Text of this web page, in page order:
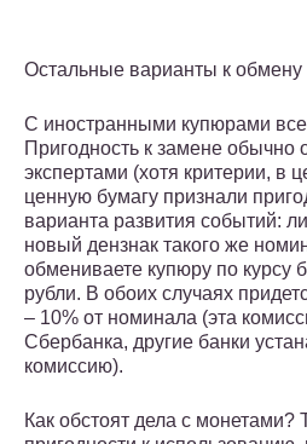
Остальные варианты к
С иностранными купюрами
Пригодность к замене обычно
экспертами (хотя критерии, в
ценную бумагу признали
варианта развития событий:
новый дензнак такого же
обмениваете купюру по курсу
рубли. В обоих случаях
– 10% от номинала (эта
Сбербанка, другие банки
комиссию).
Как обстоят дела с монетами?